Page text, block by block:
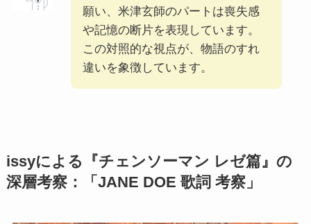
願い、米津玄師のパートは喪失感
や記憶の断片を表現しています。
この対照的な視点が、物語のすれ
違いを象徴しています。
issyによる『チェンソーマン レゼ篇』の
深層考察：「JANE DOE 歌詞 考察」